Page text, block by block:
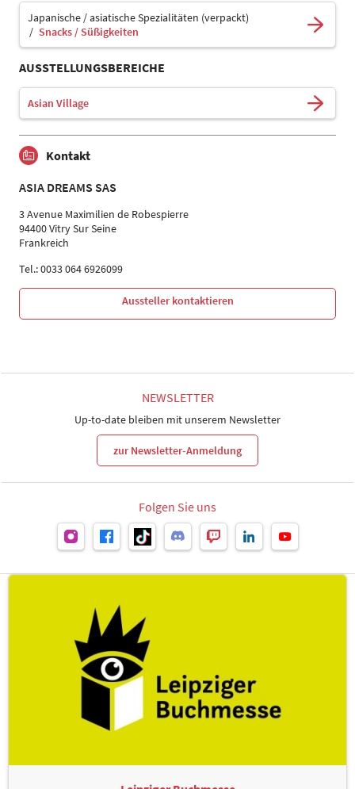
Japanische / asiatische Spezialitäten (verpackt)
Snacks / Süßigkeiten
AUSSTELLUNGSBEREICHE
Asian Village
Kontakt
ASIA DREAMS SAS
3 Avenue Maximilien de Robespierre
94400 Vitry Sur Seine
Frankreich
Tel.: 0033 064 6926099
Aussteller kontaktieren
NEWSLETTER
Up-to-date bleiben mit unserem Newsletter
zur Newsletter-Anmeldung
Folgen Sie uns